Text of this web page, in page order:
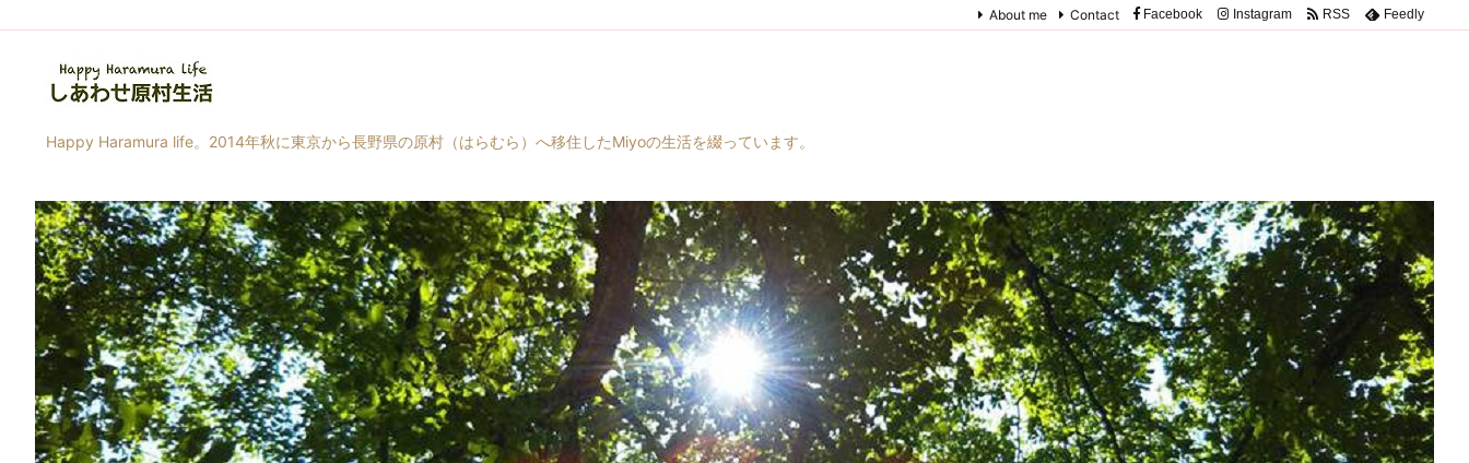
Happy Haramura life。2014年秋に東京から長野県の原村（はらむら）へ移住したMiyoの生活を綴っています。
About me Contact Facebook Instagram RSS Feedly